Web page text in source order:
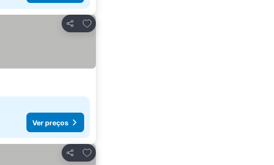
Partilhar
Adicionar aos favoritos
Ver preços
Partilhar
Adicionar aos favoritos